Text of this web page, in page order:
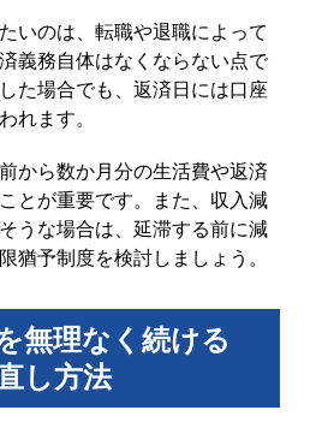
いのは、転職や退職によって
義務自体はなくならない点で
た場合でも、返済日には口座
れます。
から数か月分の生活費や返済
とが重要です。また、収入減
うな場合は、延滞する前に減
猶予制度を検討しましょう。
無理なく続ける
し方法